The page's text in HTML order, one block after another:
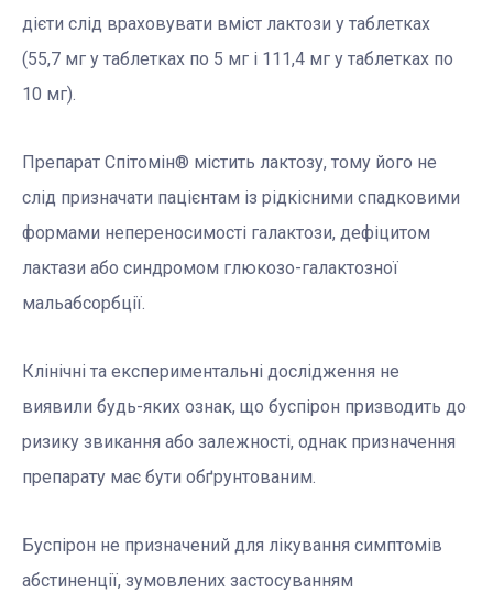
дієти слід враховувати вміст лактози у таблетках
(55,7 мг у таблетках по 5 мг і 111,4 мг у таблетках по
10 мг).
Препарат Спітомін® містить лактозу, тому його не
слід призначати пацієнтам із рідкісними спадковими
формами непереносимості галактози, дефіцитом
лактази або синдромом глюкозо-галактозної
мальабсорбції.
Клінічні та експериментальні дослідження не
виявили будь-яких ознак, що буспірон призводить до
ризику звикання або залежності, однак призначення
препарату має бути обґрунтованим.
Буспірон не призначений для лікування симптомів
абстиненції, зумовлених застосуванням